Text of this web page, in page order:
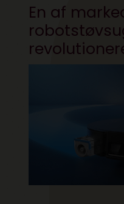
En af